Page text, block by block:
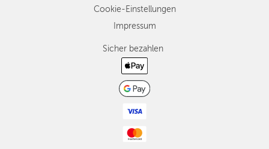
Cookie-Einstellungen
Impressum
Sicher bezahlen